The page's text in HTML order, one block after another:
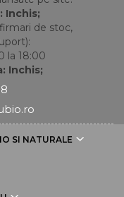
Inchis;
de stoc,
la 18:00
Inchis;
SI NATURALE